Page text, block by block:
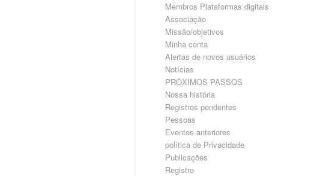
Membros Plataformas digitais
Associação
Missão/objetivos
Minha conta
Alertas de novos usuários
Notícias
PRÓXIMOS PASSOS
Nossa história
Registros pendentes
Pessoas
Eventos anteriores
política de Privacidade
Publicações
Registro